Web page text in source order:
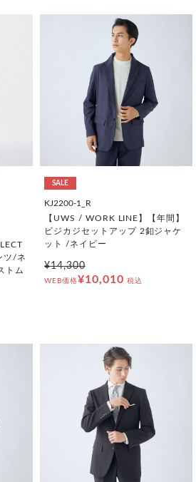
ツ/ネ
トム
SALE
KJ2200-1_R
【UWS / WORK LINE】【年間】
ビジカジセットアップ 2釦ジャケ
ット /ネイビー
¥14,300
WEB価格¥10,010 税込